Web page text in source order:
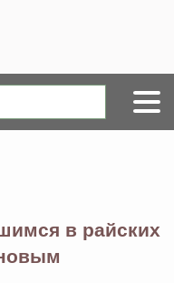
в райских